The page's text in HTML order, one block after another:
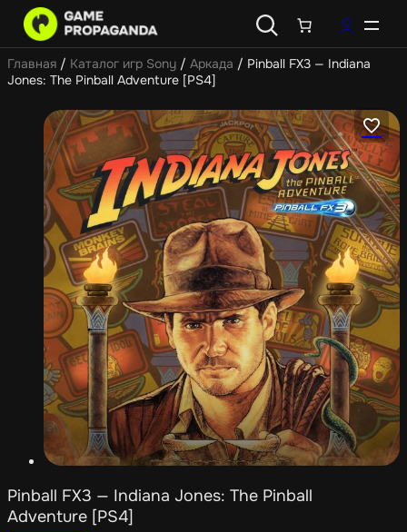
Главная / Каталог игр Sony / Аркада / Pinball FX3 — Indiana
Jones️: The Pinball Adventure [PS4]
Pinball FX3 — Indiana Jones️: The Pinball
Adventure [PS4]